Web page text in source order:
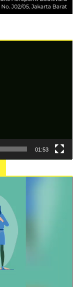
01:53